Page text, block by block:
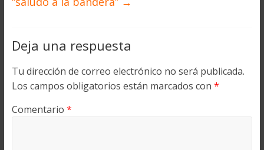
Deja una respuesta
Tu dirección de correo electrónico no será publicada.
Los campos obligatorios están marcados con *
Comentario *